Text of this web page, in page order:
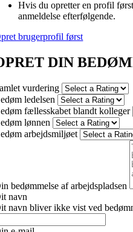
Hvis du opretter en profil
anmeldelse efterfølgende.
brugerprofil først
DIN
vurdering
ledelsen
fællesskabet blandt kolleger
lønnen
arbejdsmiljøet
bedømmelse af arbejdspladsen
navn
navn bliver ikke vist ved